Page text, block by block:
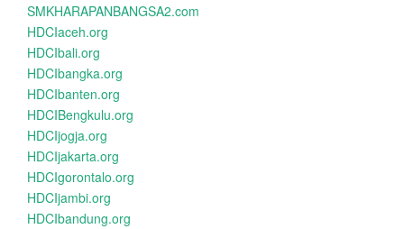
SMKHARAPANBANGSA2.com
HDCIaceh.org
HDCIbali.org
HDCIbangka.org
HDCIbanten.org
HDCIBengkulu.org
HDCIjogja.org
HDCIjakarta.org
HDCIgorontalo.org
HDCIjambi.org
HDCIbandung.org